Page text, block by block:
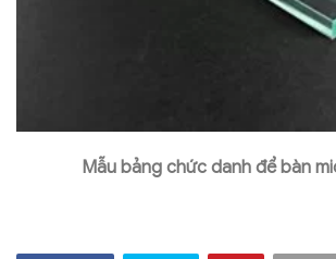
Mẫu bảng chức danh để bàn